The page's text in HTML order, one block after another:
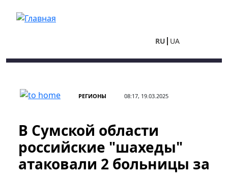
RU UA
РЕГИОНЫ 08:17, 19.03.2025
В Сумской области
российские "шахеды"
атаковали 2 больницы за